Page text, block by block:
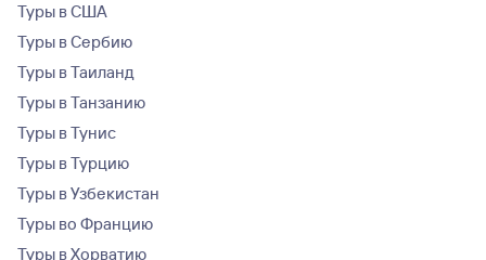
Туры в США
Туры в Сербию
Туры в Таиланд
Туры в Танзанию
Туры в Тунис
Туры в Турцию
Туры в Узбекистан
Туры во Францию
Туры в Хорватию